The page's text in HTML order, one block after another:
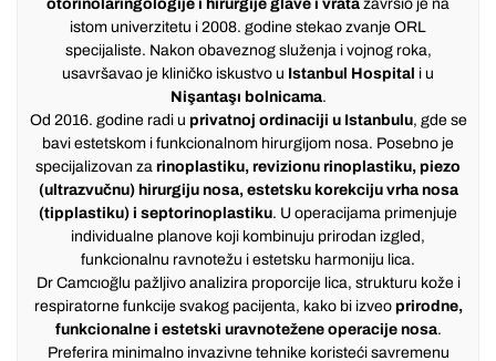
otorinolaringologije i hirurgije glave i vrata završio je na
istom univerzitetu i 2008. godine stekao zvanje ORL
specijaliste. Nakon obaveznog služenja i vojnog roka,
usavršavao je kliničko iskustvo u Istanbul Hospital i u
Nişantaşı bolnicama.
Od 2016. godine radi u privatnoj ordinaciji u Istanbulu, gde se
bavi estetskom i funkcionalnom hirurgijom nosa. Posebno je
specijalizovan za rinoplastiku, revizionu rinoplastiku, piezo
(ultrazvučnu) hirurgiju nosa, estetsku korekciju vrha nosa
(tipplastiku) i septorinoplastiku. U operacijama primenjuje
individualne planove koji kombinuju prirodan izgled,
funkcionalnu ravnotežu i estetsku harmoniju lica.
Dr Camcıoğlu pažljivo analizira proporcije lica, strukturu kože i
respiratorne funkcije svakog pacijenta, kako bi izveo prirodne,
funkcionalne i estetski uravnotežene operacije nosa.
Preferira minimalno invazivne tehnike koristeći savremenu